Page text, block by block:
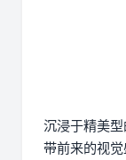
沉浸于精美
带前来的视